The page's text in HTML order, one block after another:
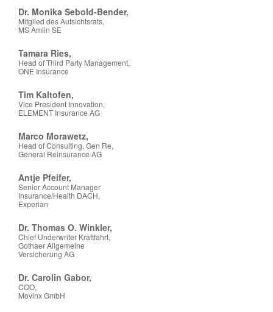
Dr. Monika Sebold-Bender,
Mitglied des Aufsichtsrats,
MS Amlin SE
Tamara Ries,
Head of Third Party Management,
ONE Insurance
Tim Kaltofen,
Vice President Innovation,
ELEMENT Insurance AG
Marco Morawetz,
Head of Consulting, Gen Re,
General Reinsurance AG
Antje Pfeifer,
Senior Account Manager
Insurance/Health DACH,
Experian
Dr. Thomas O. Winkler,
Chief Underwriter Kraftfahrt,
Gothaer Allgemeine
Versicherung AG
Dr. Carolin Gabor,
COO,
Movinx GmbH